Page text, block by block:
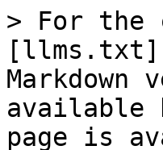
> For the
Markdown
available
page is